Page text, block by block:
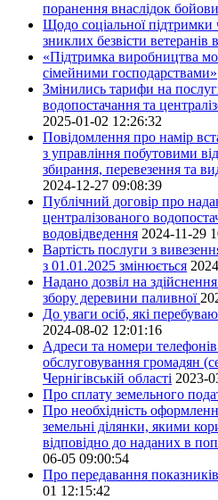
поранення внаслідок
Щодо соціальної підтримки
зниклих безвісти ветеранів
«Підтримка виробництва
сімейними господарствами»
Змінились тарифи на
водопостачання та
2025-01-02 12:26:32
Повідомлення про намір
з управління побутовими
збирання, перевезення та
2024-12-27 09:08:39
Публічний договір про
централізованого
водовідведення 2024-11-29
Вартість послуги з
з 01.01.2025 змінюється
Надано дозвіл на здійснення
збору деревини паливної
До уваги осіб, які
2024-08-02 12:01:16
Адреси та номери телефонів
обслуговування громадян
Чернігівській області 2023-
Про сплату земельного
Про необхідність
земельні ділянки, якими
відповідно до наданих в
06-05 09:00:54
Про передавання
01 12:15:42